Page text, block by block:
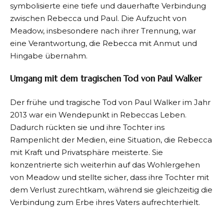
symbolisierte eine tiefe und dauerhafte Verbindung
zwischen Rebecca und Paul. Die Aufzucht von
Meadow, insbesondere nach ihrer Trennung, war
eine Verantwortung, die Rebecca mit Anmut und
Hingabe übernahm.
Umgang mit dem tragischen Tod von Paul Walker
Der frühe und tragische Tod von Paul Walker im Jahr
2013 war ein Wendepunkt in Rebeccas Leben.
Dadurch rückten sie und ihre Tochter ins
Rampenlicht der Medien, eine Situation, die Rebecca
mit Kraft und Privatsphäre meisterte. Sie
konzentrierte sich weiterhin auf das Wohlergehen
von Meadow und stellte sicher, dass ihre Tochter mit
dem Verlust zurechtkam, während sie gleichzeitig die
Verbindung zum Erbe ihres Vaters aufrechterhielt.